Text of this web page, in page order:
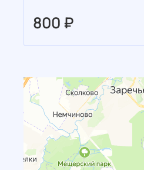
800 ₽